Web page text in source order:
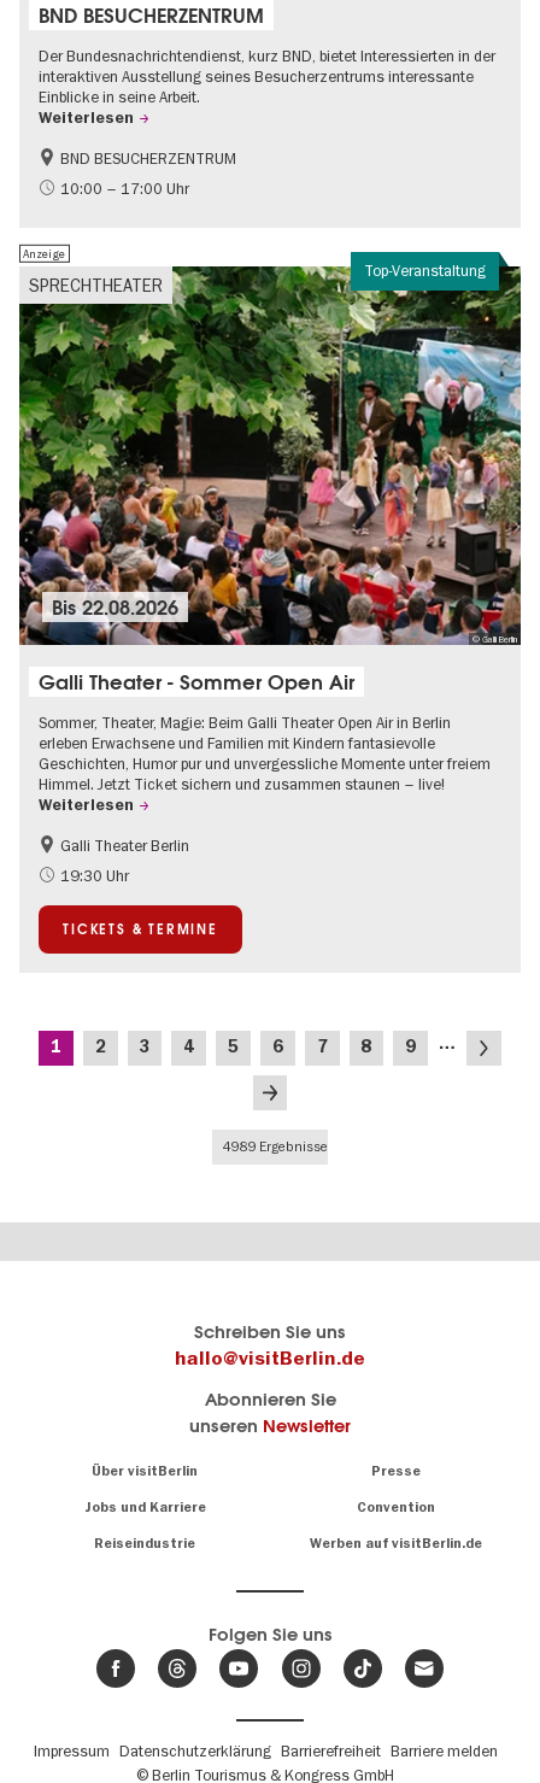
BND BESUCHERZENTRUM
Der Bundesnachrichtendienst, kurz BND, bietet Interessierten in der
interaktiven Ausstellung seines Besucherzentrums interessante
Einblicke in seine Arbeit.
Weiterlesen
Geschichte
Gratis
BND BESUCHERZENTRUM
10:00 – 17:00 Uhr
Top-Veranstaltung
SPRECHTHEATER
Anzeige
© Galli Berlin
Bis22.08.2026
Galli Theater - Sommer Open Air
Sommer, Theater, Magie: Beim Galli Theater Open Air in Berlin
erleben Erwachsene und Familien mit Kindern fantasievolle
Geschichten, Humor pur und unvergessliche Momente unter freiem
Himmel. Jetzt Ticket sichern und zusammen staunen – live!
Weiterlesen
Barrierefrei
Going local Berlin
Kultursommer
Open Air
Galli Theater Berlin
19:30 Uhr
TICKETS & TERMINE
Seitennummerierung
Aktuelle
1 Seite
2 Seite
3 Seite
4 Seite
5 Seite
6 Seite
7 Seite
8 Seite
9 …
Nächste
Letzte
4989 Ergebnisse
Schreiben Sie uns
hallo@visitBerlin.de
Abonnieren Sie
unseren Newsletter
Über visitBerlin Presse
Jobs und Karriere Convention
Reiseindustrie Werben auf visitBerlin.de
sind
für Sie da.
Tickets
Wir haben den
Insidertipps
Trends
Folgen Sie uns
Fußbereichsmenü
Impressum Datenschutzerklärung Barrierefreiheit Barriere melden
© Berlin Tourismus & Kongress GmbH